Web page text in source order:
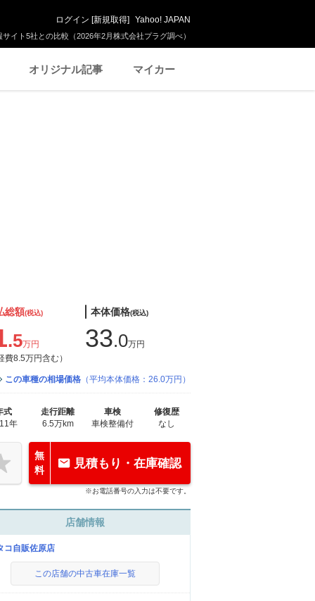
イト5社との比較（2026年2月株式会社プラグ調べ）
ログイン [新規取得] Yahoo! JAPAN
オリジナル記事 マイカー
総額(税込)
.5万円
費8.5万円含む）
本体価格(税込)
33.0万円
この車種の相場価格 （平均本体価格：26.0万円）
式
年
走行距離
6.5万km
車検
車検整備付
修復歴
なし
無
料
見積もり・在庫確認
※お電話番号の入力は不要です。
店舗情報
コ自販佐原店
この店舗の中古車在庫一覧